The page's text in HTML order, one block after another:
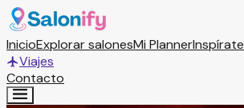
InicioExplorar salonesMi PlannerInspírate
Viajes
Contacto